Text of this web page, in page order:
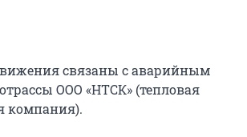
связаны с аварийным
ООО «НТСК» (тепловая
компания).